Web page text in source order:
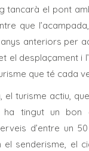
tancarà el pont
que
anteriors per
el desplaçament i
que té cada
el turisme actiu,
ha tingut un
d’entre un
senderisme, el